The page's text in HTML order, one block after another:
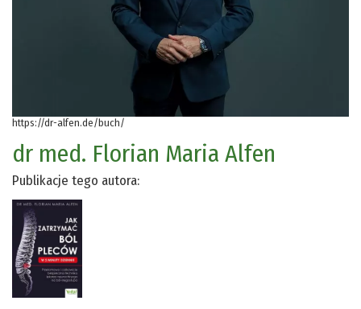
https://dr-alfen.de/buch/
dr med. Florian Maria Alfen
Publikacje tego autora: